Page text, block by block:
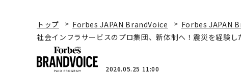
トップ Forbes JAPAN BrandVoice
Forbes JAPAN
社会インフラサービスのプロ集団、新体制へ！震災を経験し
2026.05.25 11:00